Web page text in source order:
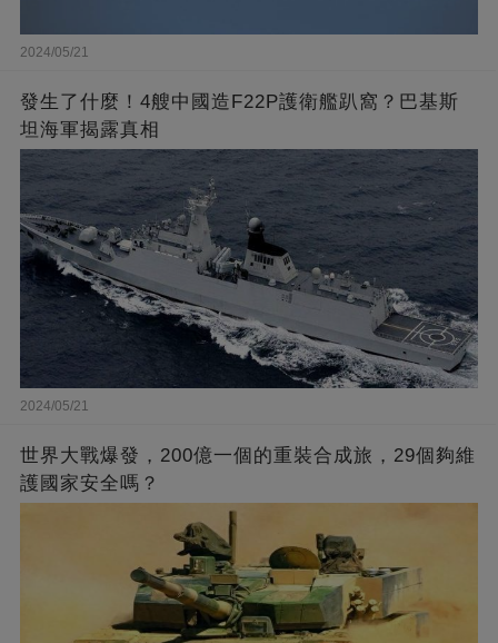
2024/05/21
發生了什麼！4艘中國造F22P護衛艦趴窩？巴基斯
坦海軍揭露真相
2024/05/21
世界大戰爆發，200億一個的重裝合成旅，29個夠維
護國家安全嗎？